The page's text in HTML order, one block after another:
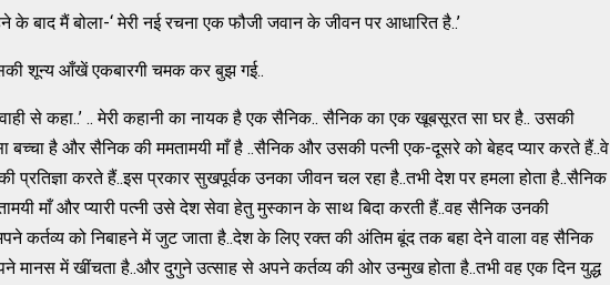
के बाद मैं बोला-‘ मेरी नई रचना एक फौजी जवान के जीवन पर आधारित है..’
शून्य आँखें एकबारगी चमक कर बुझ गई..
से कहा..’ .. मेरी कहानी का नायक है एक सैनिक.. सैनिक का एक खूबसूरत सा घर है.. उसकी
बच्चा है और सैनिक की ममतामयी माँ है ..सैनिक और उसकी पत्नी एक-दूसरे को बेहद प्यार करते हैं..वे
प्रतिज्ञा करते हैं..इस प्रकार सुखपूर्वक उनका जीवन चल रहा है..तभी देश पर हमला होता है..सैनिक
माँ और प्यारी पत्नी उसे देश सेवा हेतु मुस्कान के साथ बिदा करती हैं..वह सैनिक उनकी
कर्तव्य को निबाहने में जुट जाता है..देश के लिए रक्त की अंतिम बूंद तक बहा देने वाला वह सैनिक
मानस में खींचता है..और दुगुने उत्साह से अपने कर्तव्य की ओर उन्मुख होता है..तभी वह एक दिन युद्ध